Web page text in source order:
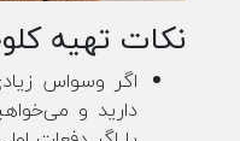
نکات تهیه
اگر وسواس
دارید و